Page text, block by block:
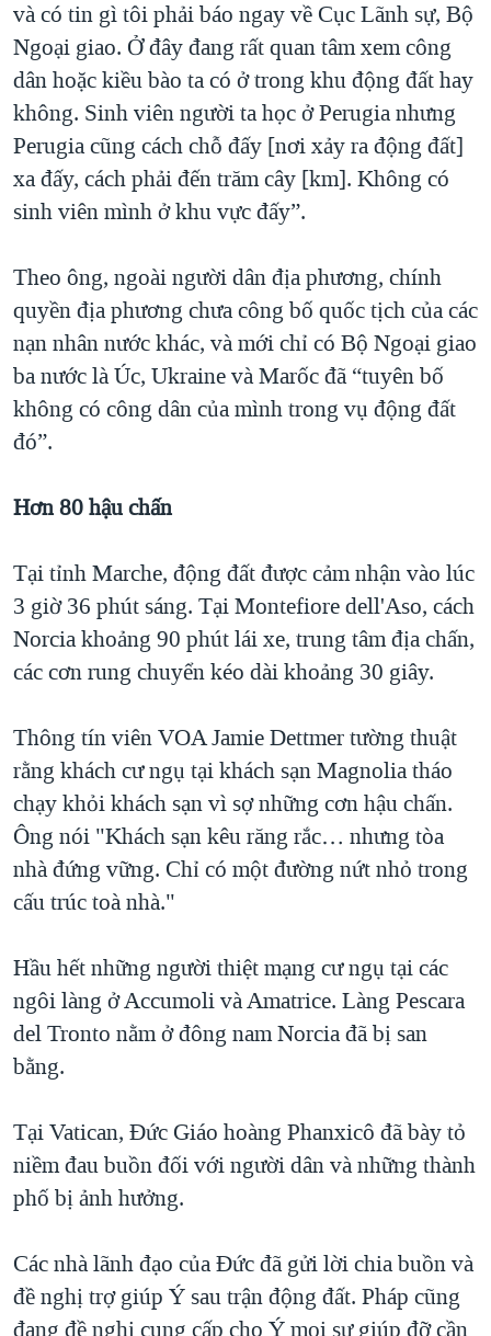
và có tin gì tôi phải báo ngay về Cục Lãnh sự, Bộ
Ngoại giao. Ở đây đang rất quan tâm xem công
dân hoặc kiều bào ta có ở trong khu động đất hay
không. Sinh viên người ta học ở Perugia nhưng
Perugia cũng cách chỗ đấy [nơi xảy ra động đất]
xa đấy, cách phải đến trăm cây [km]. Không có
sinh viên mình ở khu vực đấy”.
Theo ông, ngoài người dân địa phương, chính
quyền địa phương chưa công bố quốc tịch của các
nạn nhân nước khác, và mới chỉ có Bộ Ngoại giao
ba nước là Úc, Ukraine và Marốc đã “tuyên bố
không có công dân của mình trong vụ động đất
đó”.
Hơn 80 hậu chấn
Tại tỉnh Marche, động đất được cảm nhận vào lúc
3 giờ 36 phút sáng. Tại Montefiore dell'Aso, cách
Norcia khoảng 90 phút lái xe, trung tâm địa chấn,
các cơn rung chuyển kéo dài khoảng 30 giây.
Thông tín viên VOA Jamie Dettmer tường thuật
rằng khách cư ngụ tại khách sạn Magnolia tháo
chạy khỏi khách sạn vì sợ những cơn hậu chấn.
Ông nói "Khách sạn kêu răng rắc… nhưng tòa
nhà đứng vững. Chỉ có một đường nứt nhỏ trong
cấu trúc toà nhà."
Hầu hết những người thiệt mạng cư ngụ tại các
ngôi làng ở Accumoli và Amatrice. Làng Pescara
del Tronto nằm ở đông nam Norcia đã bị san
bằng.
Tại Vatican, Đức Giáo hoàng Phanxicô đã bày tỏ
niềm đau buồn đối với người dân và những thành
phố bị ảnh hưởng.
Các nhà lãnh đạo của Đức đã gửi lời chia buồn và
đề nghị trợ giúp Ý sau trận động đất. Pháp cũng
đang đề nghị cung cấp cho Ý mọi sự giúp đỡ cần